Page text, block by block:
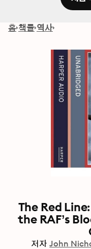
홈 책들 역사
The Red
the RAF’s
저자 John